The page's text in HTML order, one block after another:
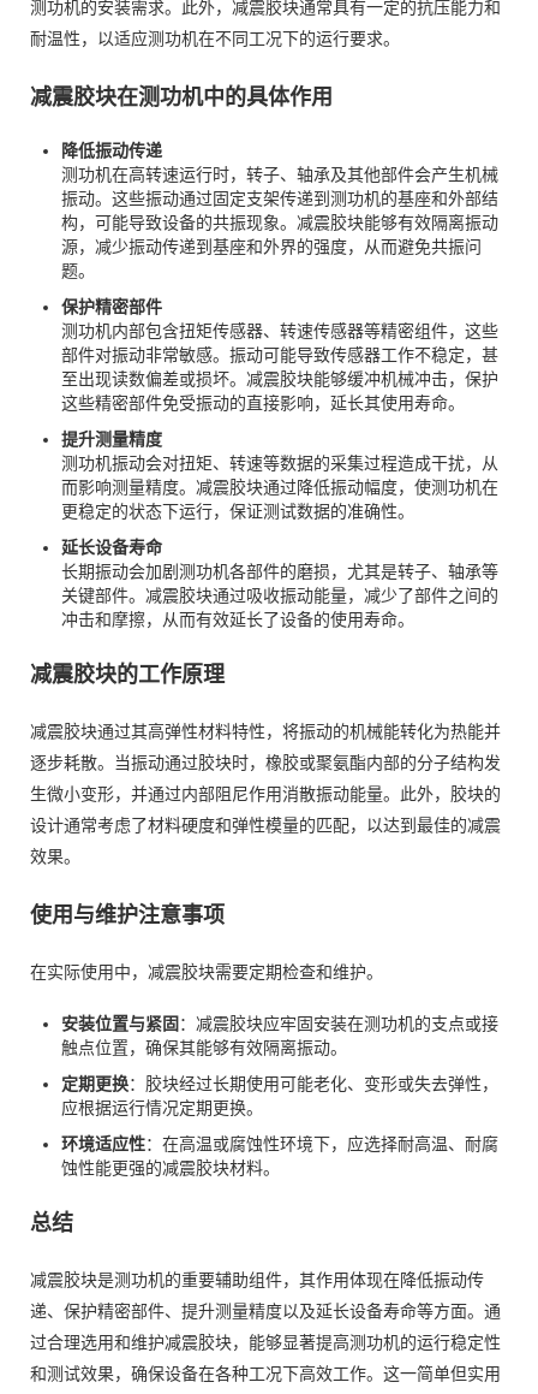
测功机的安装需求。此外，减震胶块通常具有一定的抗压能力和
耐温性，以适应测功机在不同工况下的运行要求。
减震胶块在测功机中的具体作用
降低振动传递
测功机在高转速运行时，转子、轴承及其他部件会产生机械
振动。这些振动通过固定支架传递到测功机的基座和外部结
构，可能导致设备的共振现象。减震胶块能够有效隔离振动
源，减少振动传递到基座和外界的强度，从而避免共振问
题。
保护精密部件
测功机内部包含扭矩传感器、转速传感器等精密组件，这些
部件对振动非常敏感。振动可能导致传感器工作不稳定，甚
至出现读数偏差或损坏。减震胶块能够缓冲机械冲击，保护
这些精密部件免受振动的直接影响，延长其使用寿命。
提升测量精度
测功机振动会对扭矩、转速等数据的采集过程造成干扰，从
而影响测量精度。减震胶块通过降低振动幅度，使测功机在
更稳定的状态下运行，保证测试数据的准确性。
延长设备寿命
长期振动会加剧测功机各部件的磨损，尤其是转子、轴承等
关键部件。减震胶块通过吸收振动能量，减少了部件之间的
冲击和摩擦，从而有效延长了设备的使用寿命。
减震胶块的工作原理
减震胶块通过其高弹性材料特性，将振动的机械能转化为热能并
逐步耗散。当振动通过胶块时，橡胶或聚氨酯内部的分子结构发
生微小变形，并通过内部阻尼作用消散振动能量。此外，胶块的
设计通常考虑了材料硬度和弹性模量的匹配，以达到最佳的减震
效果。
使用与维护注意事项
在实际使用中，减震胶块需要定期检查和维护。
安装位置与紧固 ：减震胶块应牢固安装在测功机的支点或接
触点位置，确保其能够有效隔离振动。
定期更换：胶块经过长期使用可能老化、变形或失去弹性，
应根据运行情况定期更换。
环境适应性：在高温或腐蚀性环境下，应选择耐高温、耐腐
蚀性能更强的减震胶块材料。
总结
减震胶块是测功机的重要辅助组件，其作用体现在降低振动传
递、保护精密部件、提升测量精度以及延长设备寿命等方面。通
过合理选用和维护减震胶块，能够显著提高测功机的运行稳定性
和测试效果，确保设备在各种工况下高效工作。这一简单但实用